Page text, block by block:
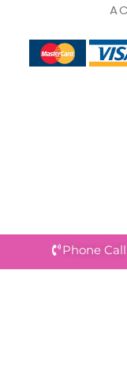
Phone Call